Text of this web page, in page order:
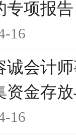
专项报告
16
诚会计
资金存
16